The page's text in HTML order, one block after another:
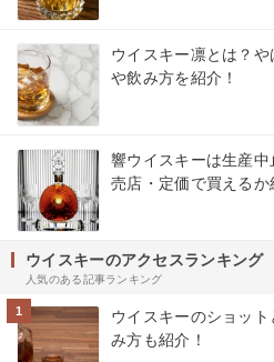
ウイスキー凛とは？
や飲み方を紹介！
響ウイスキーは生産
売店・定価で買えるか
ウイスキーのアクセスランキング
人気のある記事ランキング
1
ウイスキーのショッ
み方も紹介！